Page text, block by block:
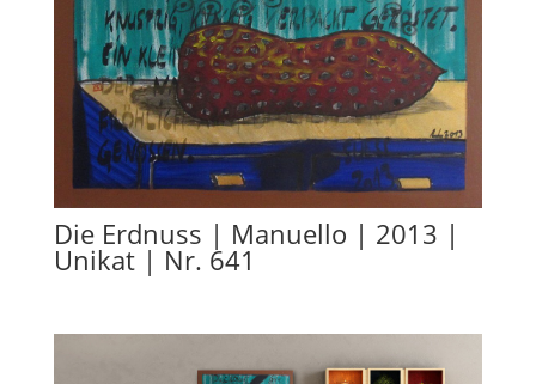
Die Erdnuss | Manuello | 2013 |
Unikat | Nr. 641